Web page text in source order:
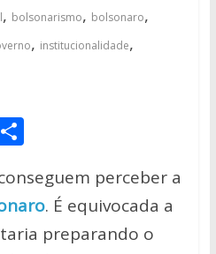
, bolsonarismo, bolsonaro,
, institucionalidade,
S
ar
e
perceber a
. É equivocada a
preparando o